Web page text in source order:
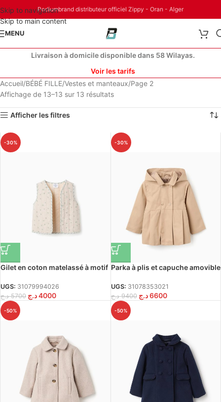
Skip to navigation
Skip to main content
Podiumbrand distributeur officiel Zippy - Oran - Alger
MENU
Livraison à domicile disponible dans 58 Wilayas.
Voir les tarifs
Accueil BÉBÉ FILLE Vestes et manteaux Page 2
Affichage de 13–13 sur 13 résultats
Afficher les filtres
-30%
Gilet en coton matelassé à motif
beige/vert
UGS: 31079994026
5700 د.ج 4000د.ج
-30%
Parka à plis et capuche amovible
UGS: 31078353021
9400 د.ج 6600 د.ج
-50% -50%